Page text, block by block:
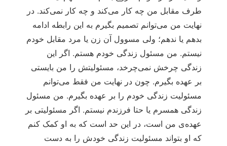
طرف مقابل من چه کار می‌کند و چه کار نمی‌کند. در
نهایت من می‌توانم تصمیم بگیرم به این رابطه ادامه
بدهم یا ندهم؛ ولی مسوول آن زن یا مرد مقابل خودم
نیستم. من مسئول زندگی خودم هستم. اگر این
زندگی چرخش نمی‌چرخد، مسئولیتش را من بایستی
بر عهده بگیرم. چون در نهایت من فقط می‌توانم
مسئولیت زندگی خودم را بر عهده بگیرم. من مسئول
زندگی همسرم یا حتا فرزندم نیستم. اگر مسئولیتی بر
عهده‌ی من است، در این حد است که به او کمک کنم
که او بتواند مسئولیت زندگی خودش را به دست